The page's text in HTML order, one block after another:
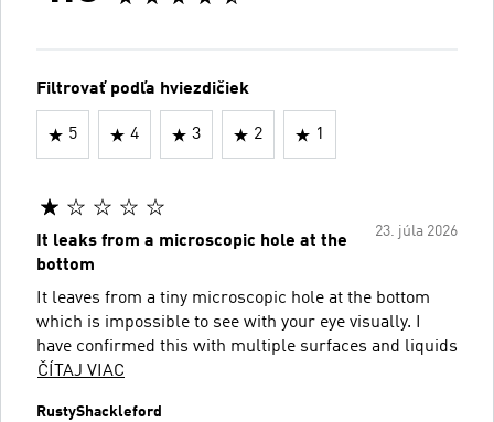
Filtrovať podľa hviezdičiek
5 4 3 2 1
23. júla 2026
It leaks from a microscopic hole at the
bottom
It leaves from a tiny microscopic hole at the bottom
which is impossible to see with your eye visually. I
have confirmed this with multiple surfaces and liquids
ČÍTAJ VIAC
RustyShackleford